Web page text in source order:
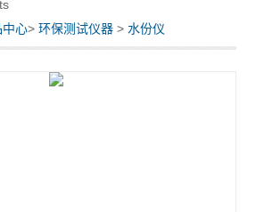
中心>环保测试仪器 > 水份仪